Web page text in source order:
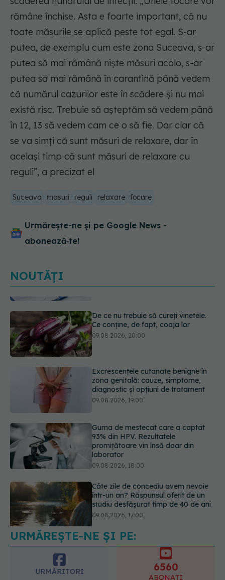
rămâne închise. Asta e foarte important, că nu
toate măsurile se aplică peste tot egal. S-ar
putea, de exemplu cum este zona Suceava, s-ar
putea să mai rămână niște măsuri acolo, s-ar
putea să mai rămână în carantină până vedem
că numărul cazurilor este în scădere și nu mai
există risc. Trebuie să așteptăm să vedem până
în 12, 13 să vedem cam ce o să fie. Dar clar că
se va simți că sunt măsuri de relaxare, dar în
același timp că sunt măsuri de relaxare cu
reguli”, a precizat el
Suceava masuri reguli relaxare focare
Urmărește-ne și pe Google News -
abonează‑te!
NOUTĂȚI
De ce nu trebuie să cureți vinetele.
Ce conține, de fapt, coaja lor
09.08.2026, 20:00
Excrescențele cutanate benigne în
zona genitală: cauze, simptome,
diagnostic și opțiuni de tratament
09.08.2026, 19:00
Guma de mestecat care a captat
93% din HPV. Rezultatele
promițătoare vin însă doar din
laborator
09.08.2026, 18:00
Câte zile de concediu avem nevoie
într-un an? Răspunsul oferit de un
studiu desfășurat timp de 40 de ani
09.08.2026, 17:00
Reclamele din platformele medicale
AI pot influența prescrierea
URMĂREȘTE-NE ȘI PE:
URMĂRITORI 6560
ABONAȚI